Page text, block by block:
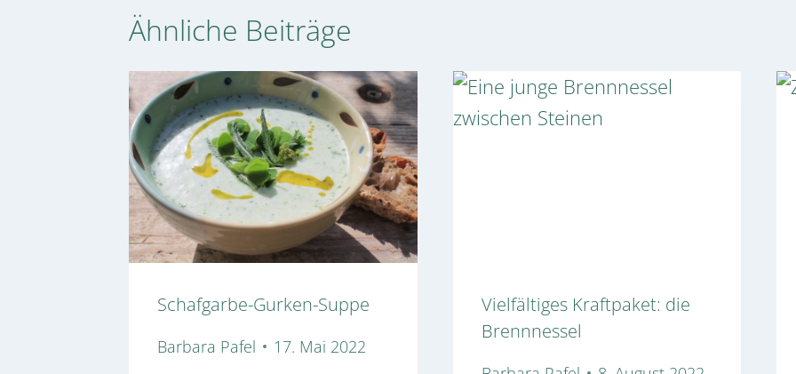
Ähnliche Beiträge
Schafgarbe-Gurken-Suppe
Barbara Pafel 17. Mai 2022
Vielfältiges Kraftpaket: die
Brennnessel